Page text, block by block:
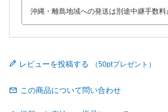
レビューを投稿する
この商品について問い合わせ